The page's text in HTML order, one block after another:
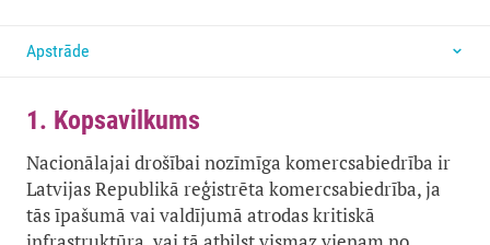
Apstrāde
1. Kopsavilkums
Nacionālajai drošībai nozīmīga komercsabiedrība ir
Latvijas Republikā reģistrēta komercsabiedrība, ja
tās īpašumā vai valdījumā atrodas kritiskā